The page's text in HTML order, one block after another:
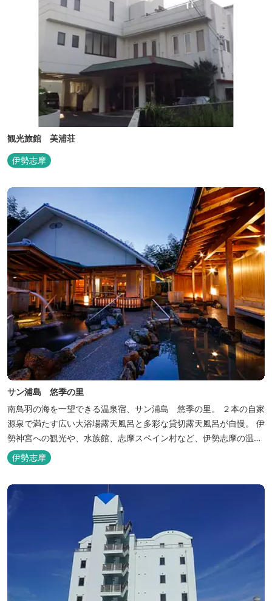
観光旅館 美浦荘
伊勢志摩
サン浦島 悠季の里
南鳥羽の海を一望できる温泉宿、サン浦島 悠季の里。 ２本の自家
源泉で満たす広い大浴場露天風呂と多彩な貸切露天風呂が自慢。 伊
勢神宮への観光や、水族館、志摩スペイン村など、伊勢志摩の温泉
旅行に お料理は伊勢志摩ならではの味覚が四季折々の旅を彩りま
す。 ～大浴場「まろびね庵」～ 敷地内より湧出する二つの源泉
「珠光の湯」「和みの湯」が 至福の癒しへとお誘い致します。 す
伊勢志摩